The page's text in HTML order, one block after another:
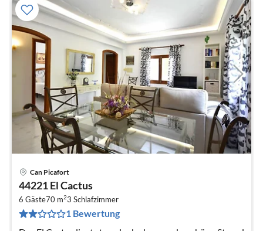
Can Picafort
44221 El Cactus
6 Gäste70 m23 Schlafzimmer
1 Bewertung